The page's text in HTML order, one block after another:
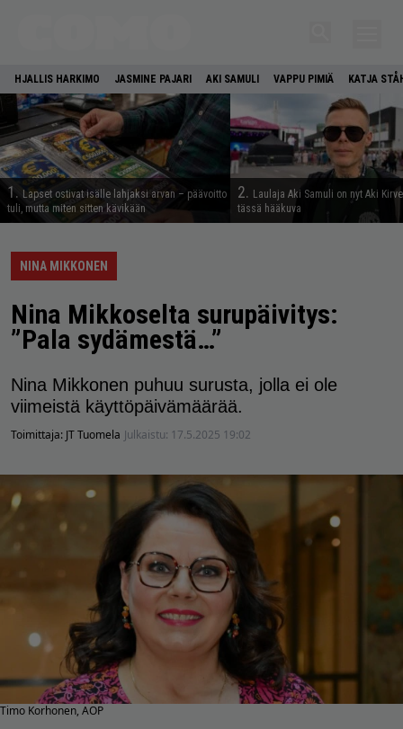
HJALLIS HARKIMO JASMINE PAJARI AKI SAMULI VAPPU PIMIÄ KATJA
1. Lapset ostivat isälle lahjaksi arvan – päävoitto
tuli, mutta miten sitten kävikään
2. Laulaja Aki Samuli on nyt Aki
tässä hääkuva
NINA MIKKONEN
Nina Mikkoselta surupäivitys:
”Pala sydämestä…”
Nina Mikkonen puhuu surusta, jolla ei ole
viimeistä käyttöpäivämäärää.
Toimittaja: JT Tuomela Julkaistu: 17.5.2025 19:02
Timo Korhonen, AOP